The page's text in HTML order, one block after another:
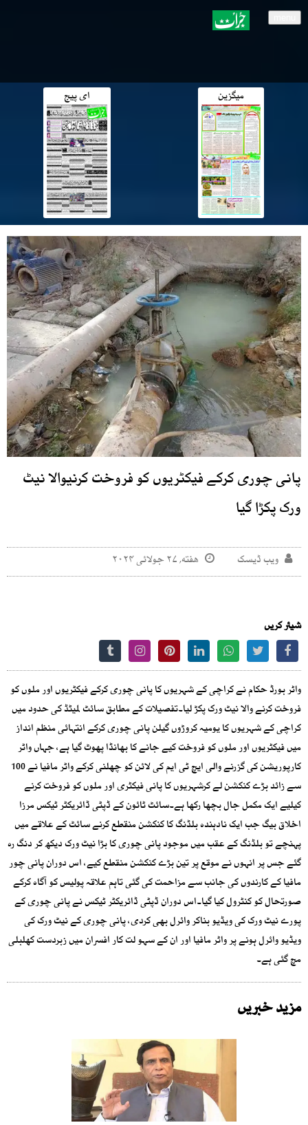
میگزین ای پیج
پانی چوری کرکے فیکٹریوں کو فروخت کرنیوالا نیٹ
ورک پکڑا گیا
ویب ڈیسک هفته, ۲۷ جولائی ۲۰۲۴
شیئر کریں
واٹر بورڈ حکام نے کراچی کے شہریوں کا پانی چوری کرکے فیکٹریوں اور ملوں کو
فروخت کرنے والا نیٹ ورک پکڑ لیا۔تفصیلات کے مطابق سائٹ لمیٹڈ کی حدود میں
کراچی کے شہریوں کا یومیہ کروڑوں گیلن پانی چوری کرکے انتہائی منظم انداز
میں فیکٹریوں اور ملوں کو فروخت کیے جانے کا بھانڈا پھوٹ گیا ہے، جہاں واٹر
کارپوریشن کی گزرنے والی ایچ ٹی ایم کی لائن کو چھلنی کرکے واٹر مافیا نے 100
سے زائد بڑے کنکشن لے کرشہریوں کا پانی فیکٹری اور ملوں کو فروخت کرنے
کیلیے ایک مکمل جال بچھا رکھا ہے۔سائٹ ٹائون کے ڈپٹی ڈائریکٹر ٹیکس مرزا
اخلاق بیگ جب ایک نادہندہ بلڈنگ کا کنکشن منقطع کرنے سائٹ کے علاقے میں
پہنچے تو بلڈنگ کے عقب میں موجود پانی چوری کا بڑا نیٹ ورک دیکھ کر دنگ رہ
گئے جس پر انہوں نے موقع پر تین بڑے کنکشن منقطع کیے، اس دوران پانی چور
مافیا کے کارندوں کی جانب سے مزاحمت کی گئی تاہم علاقہ پولیس کو آگاہ کرکے
صورتحال کو کنٹرول کیا گیا۔اس دوران ڈپٹی ڈائریکٹر ٹیکس نے پانی چوری کے
پورے نیٹ ورک کی ویڈیو بناکر وائرل بھی کردی، پانی چوری کے نیٹ ورک کی
ویڈیو وائرل ہونے پر واٹر مافیا اور ان کے سہو لت کار افسران میں زبردست کھلبلی
مچ گئی ہے۔
مزید خبریں